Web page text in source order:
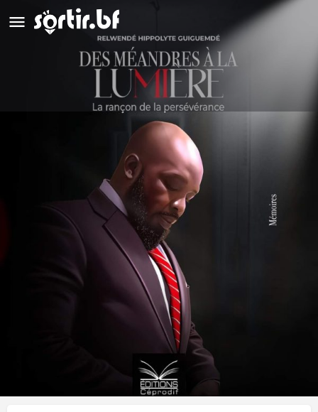
Dédicace : Des Méandres à la
Laisser un avis Ajouter aux favoris
Description
Hypolitte GUIGUEMDE alias Hygui Lion se relate dans ses
mémoires autobiographiques "Des Méandres à la Lumière".
Edité par Ceprodif, l'auteur convie le public le 20 Août 2023 à
15h, pour la traditionnelle dédicace qui aura lieu au CENASA
Ne manquez pas cet événement exceptionnel.